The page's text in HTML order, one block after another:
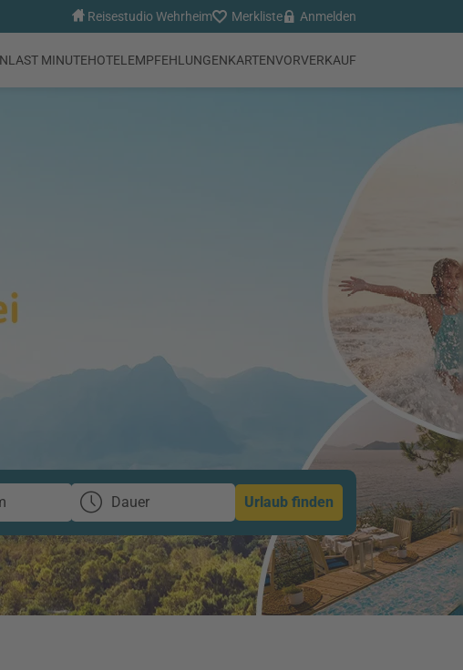
Reisestudio Wehrheim Merkliste Anmelden
LAST MINUTEHOTEL EMPFEHLUNGENKARTENVORVERKAUF
Dauer Urlaub finden